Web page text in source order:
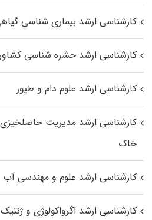
کارشناسی ارشد بیماری‌ شناسی
کارشناسی ارشد حشره‌ شناسی
کارشناسی ارشد علوم دام و طیور
کارشناسی ارشد مدیریت
خاک
کارشناسی ارشد علوم و مهندسی آب
کارشناسی ارشد اگرواکولوژی و